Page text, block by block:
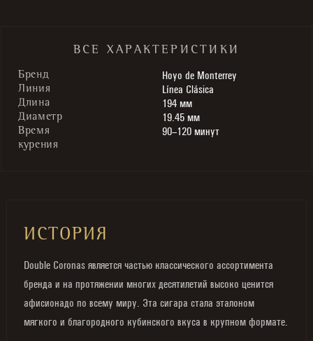
ВСЕ ХАРАКТЕРИСТИКИ
Бренд Hoyo de Monterrey
Линия Línea Clásica
Длина 194 мм
Диаметр 19.45 мм
Время
курения
90–120 минут
ИСТОРИЯ
Double Coronas является частью классического ассортимента
бренда и на протяжении многих десятилетий высоко ценится
афисионадо по всему миру. Эта сигара стала эталоном
мягкого и благородного кубинского вкуса в крупном формате.